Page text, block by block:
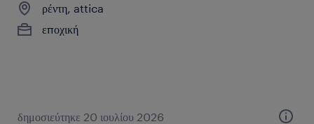
ρέντη, attica
εποχική
δημοσιεύτηκε 20 ιουλίου 2026